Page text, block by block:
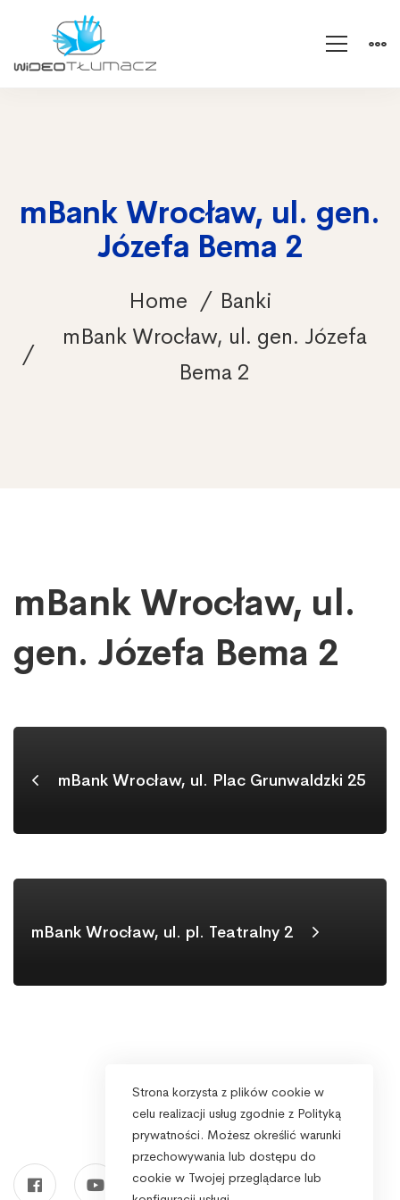
mBank Wrocław, ul. gen.
Józefa Bema 2
Home
Banki
mBank Wrocław, ul. gen. Józefa
Bema 2
mBank
Wrocław,
gen.
2
mBank Wrocław, ul.
gen. Józefa Bema 2
mBank Wrocław, ul. Plac Grunwaldzki 25
mBank Wrocław, ul. pl. Teatralny 2
Strona korzysta z plików cookie w
celu realizacji usług zgodnie z Polityką
prywatności. Możesz określić warunki
przechowywania lub dostępu do
cookie w Twojej przeglądarce lub